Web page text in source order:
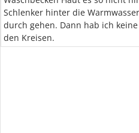
Schlenker hinter die
durch gehen. Dann hab ich
den Kreisen.